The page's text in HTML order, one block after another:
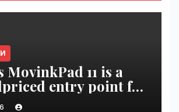
MovinkPad 11 is a
entry point for
| VseTime.ru